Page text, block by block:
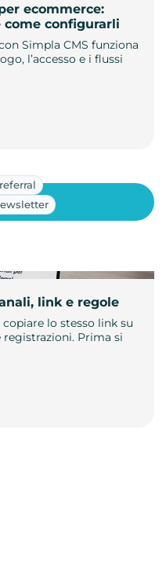
ecommerce:
configurarli
Simpla CMS funziona
l’accesso e i flussi
link e regole
lo stesso link su
Prima si
altri